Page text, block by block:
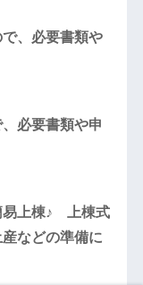
、必要書類や
必要書類や申
易上棟♪ 上棟式
などの準備に